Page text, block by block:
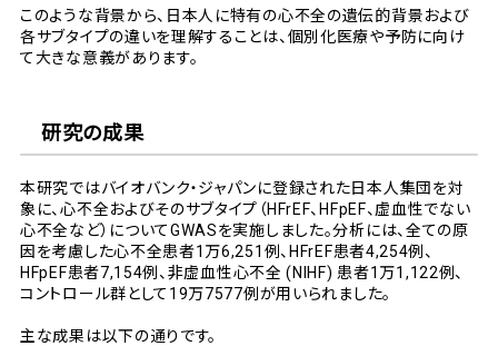
このような背景から、日本人に特有の心不全の遺伝的背景および
各サブタイプの違いを理解することは、個別化医療や予防に向け
て大きな意義があります。
研究の成果
本研究ではバイオバンク・ジャパンに登録された日本人集団を対
象に、心不全およびそのサブタイプ（HFrEF、HFpEF、虚血性でない
心不全など）についてGWASを実施しました。分析には、全ての原
因を考慮した心不全患者1万6,251例、HFrEF患者4,254例、
HFpEF患者7,154例、非虚血性心不全 (NIHF) 患者1万1,122例、
コントロール群として19万7577例が用いられました。
主な成果は以下の通りです。